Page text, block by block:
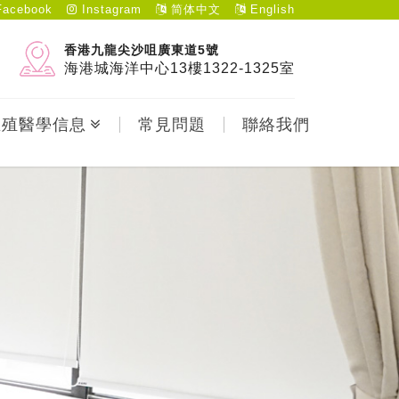
Instagram 简体中文 English
香港九龍尖沙咀廣東道5號
海港城海洋中心13樓1322-1325室
醫學信息 常見問題 聯絡我們